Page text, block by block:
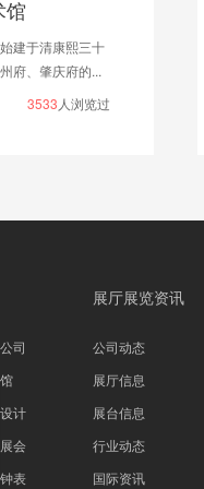
馆
建于清康熙三十
府、肇庆府的...
3533 人浏览过
司
计
会
表
展厅展览资讯
公司动态
展厅信息
展台信息
行业动态
国际资讯